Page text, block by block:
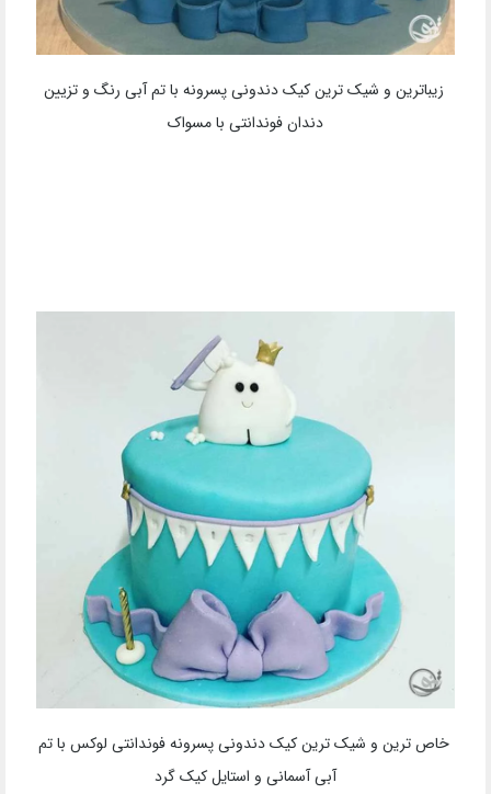
زیباترین و شیک ترین کیک دندونی پسرونه با تم آبی رنگ و تزیین
دندان فوندانتی با مسواک
خاص ترین و شیک ترین کیک دندونی پسرونه فوندانتی لوکس با تم
آبی آسمانی و استایل کیک گرد